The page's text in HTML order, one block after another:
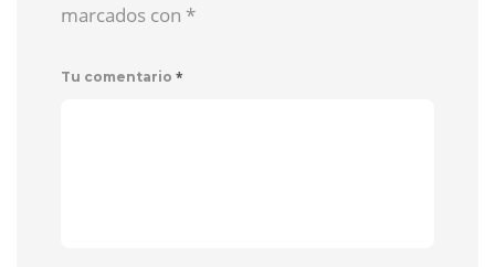
marcados con *
Tu comentario *